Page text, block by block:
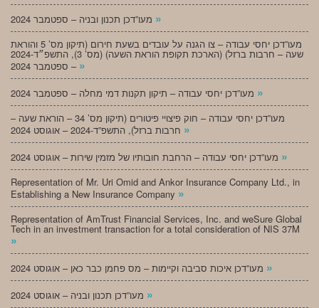
»
מעו”דכן יחסי עבודה – צו הגנה על עובדים בשעת חירום (תיקון מס’ 5 והוראת
שעה – חרבות ברזל) (הארכת תקופת הוראת השעה) (מס’ 3), התשפ״ד-2024
– ספטמבר 2024 »
»
מעו”דכן יחסי עבודה – חוק פיצויי פיטורים (תיקון מס’ 34 – הוראת שעה –
»
»
Representation of Mr. Uri Omid and Ankor Insurance Company Ltd., in
Establishing a New Insurance Company »
Representation of AmTrust Financial Services, Inc. and weSure Global
Tech in an investment transaction for a total consideration of NIS 37M
»
»
»